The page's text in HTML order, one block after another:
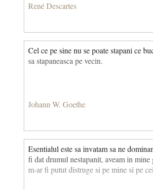
René Descartes
Cel ce pe sine nu se poate stapani ce
sa stapaneasca pe vecin.
Johann W. Goethe
Esentialul este sa invatam sa ne
fi dat drumul nestapanit, aveam in mine
m-ar fi putut distruge si pe mine si pe